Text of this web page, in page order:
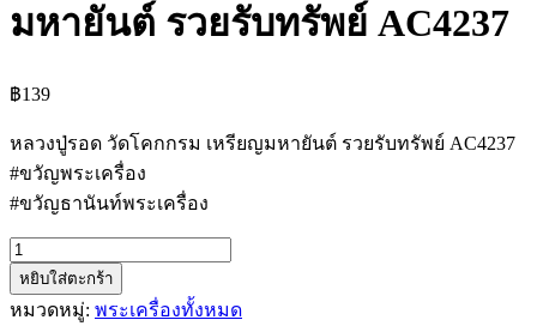
มหายันต์ รวยรับทรัพย์ AC4237
฿139
หลวงปู่รอด วัดโคกกรม เหรียญมหายันต์ รวยรับทรัพย์ AC4237
#ขวัญพระเครื่อง
#ขวัญธานันท์พระเครื่อง
จำนวน
หลวง
ปู่
หยิบใส่ตะกร้า
หมวดหมู่: พระเครื่องทั้งหมด